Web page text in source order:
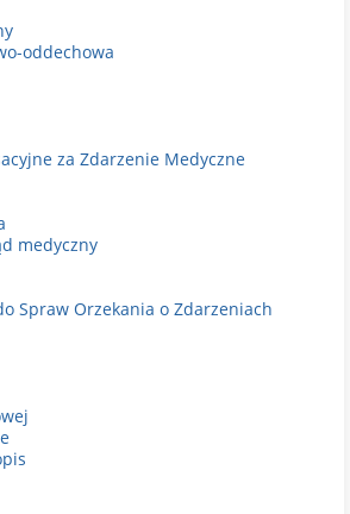
oddechowa
za Zdarzenie Medyczne
medyczny
Spraw Orzekania o Zdarzeniach